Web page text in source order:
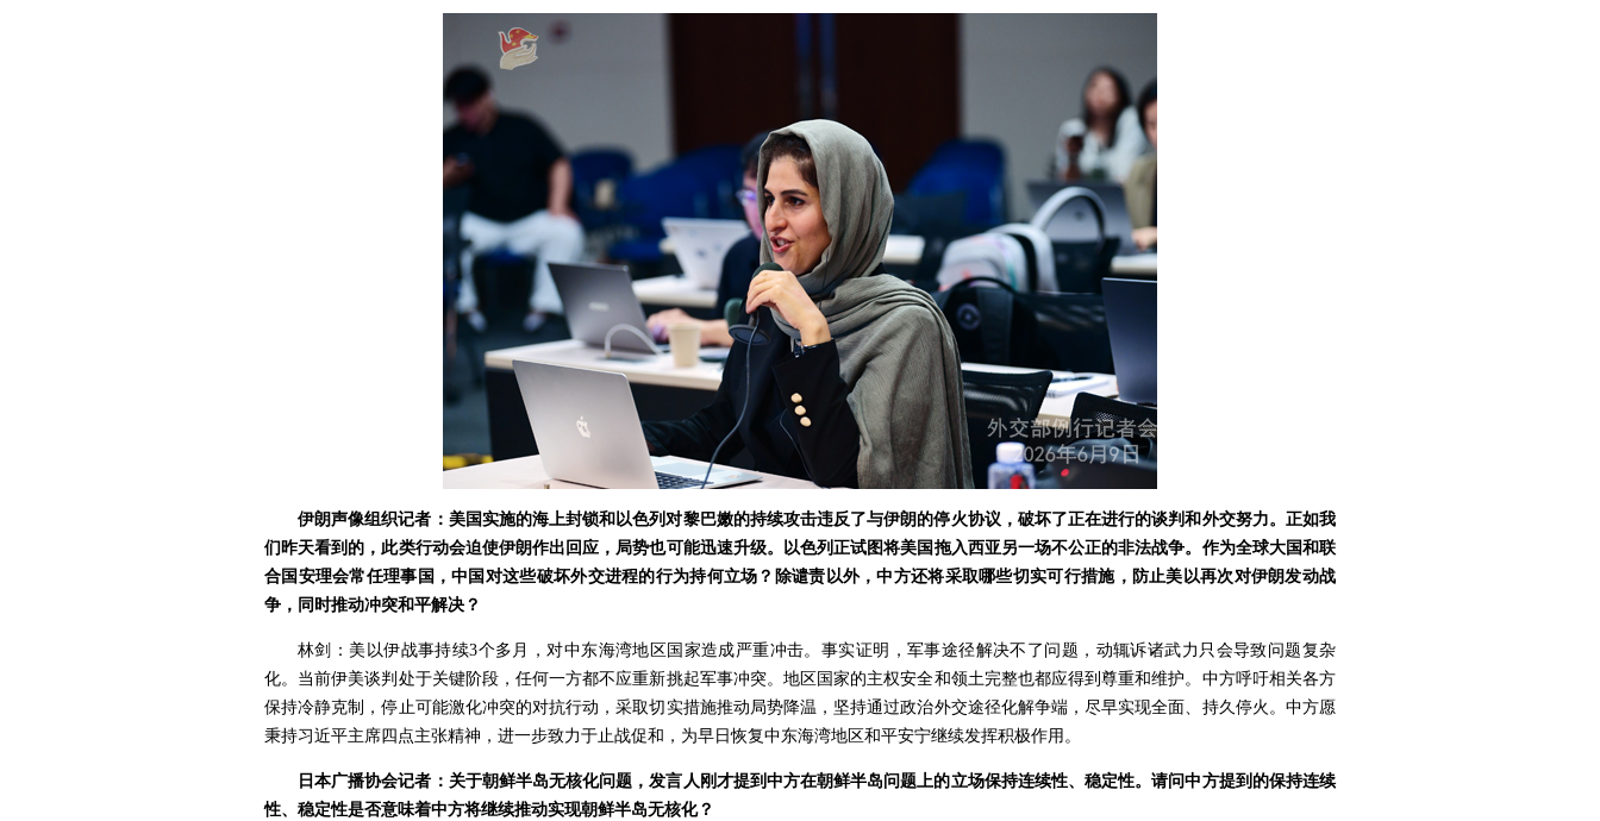
伊朗声像组织记者：美国实施的海上封锁和以色列对黎巴嫩的持续攻击违反了与伊朗的停火协议，破坏了正在进行的谈判和外交努力。正如我
们昨天看到的，此类行动会迫使伊朗作出回应，局势也可能迅速升级。以色列正试图将美国拖入西亚另一场不公正的非法战争。作为全球大国和联
合国安理会常任理事国，中国对这些破坏外交进程的行为持何立场？除谴责以外，中方还将采取哪些切实可行措施，防止美以再次对伊朗发动战
争，同时推动冲突和平解决？
林剑：美以伊战事持续3个多月，对中东海湾地区国家造成严重冲击。事实证明，军事途径解决不了问题，动辄诉诸武力只会导致问题复杂
化。当前伊美谈判处于关键阶段，任何一方都不应重新挑起军事冲突。地区国家的主权安全和领土完整也都应得到尊重和维护。中方呼吁相关各方
保持冷静克制，停止可能激化冲突的对抗行动，采取切实措施推动局势降温，坚持通过政治外交途径化解争端，尽早实现全面、持久停火。中方愿
秉持习近平主席四点主张精神，进一步致力于止战促和，为早日恢复中东海湾地区和平安宁继续发挥积极作用。
日本广播协会记者：关于朝鲜半岛无核化问题，发言人刚才提到中方在朝鲜半岛问题上的立场保持连续性、稳定性。请问中方提到的保持连续
性、稳定性是否意味着中方将继续推动实现朝鲜半岛无核化？